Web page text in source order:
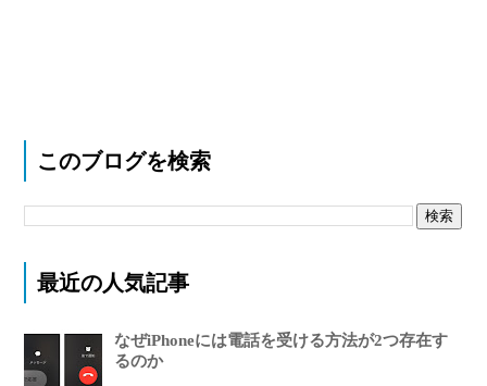
このブログを検索
最近の人気記事
なぜiPhoneには電話を受ける方法が2つ存在す
るのか